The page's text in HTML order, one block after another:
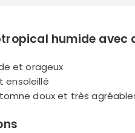
humide avec
et orageux
ensoleillé
doux et très